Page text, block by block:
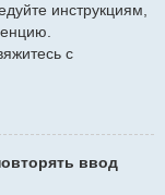
инструкциям,
с
ввод